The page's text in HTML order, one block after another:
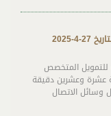
2025
للتمويل المتخصص
عشرة وعشرين دقيقة
27/4/2025 من خلال وسائل الاتصال